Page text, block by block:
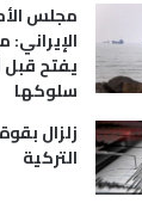
مجلس
يفتح
سلوكها
التركية